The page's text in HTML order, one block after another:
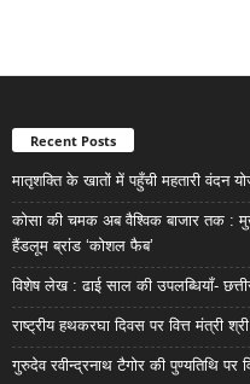
Recent Posts
मातृशक्ति के खातों में पहुँची महतारी वंदन
कोसा की चमक अब वैश्विक बाजार तक :
हैंडलूम ब्रांड ‘कोशल फैब’
विशेष लेख : ढाई साल की उपलब्धियाँ-
राष्ट्रीय हथकरघा दिवस पर वित्त मंत्री
गुरुदेव रवीन्द्रनाथ टैगोर की पुण्यतिथि पर